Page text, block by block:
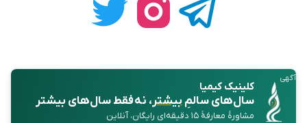
آگهی
کلینیک کیمیا
سال‌های سالمِبیشتر، نه فقط سال‌های بیشتر
مشاورهٔ معارفهٔ ۱۵ دقیقه‌ای رایگان، آنلاین